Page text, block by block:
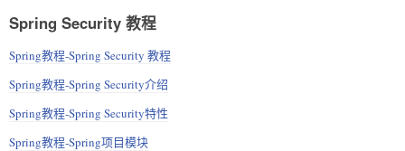
Spring Security 教程
Spring教程-Spring Security 教程
Spring教程-Spring Security介绍
Spring教程-Spring Security特性
Spring教程-Spring项目模块